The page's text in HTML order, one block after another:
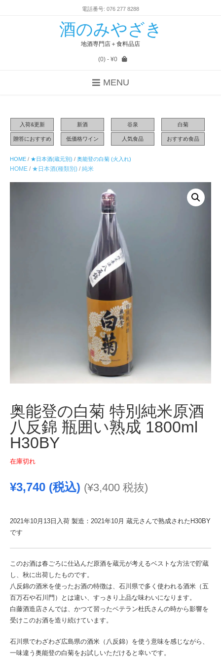
電話番号: 076 277 8288
酒のみやざき
地酒専門店＋食料品店
(0)- ¥0
MENU
入荷&更新 新酒 谷泉 白菊
贈答におすすめ 低価格ワイン 人気食品 おすすめ食品
HOME / ★日本酒(蔵元別) / 奥能登の白菊 (火入れ)
HOME / ★日本酒(種類別) / 純米
奥能登の白菊 特別純米原酒
八反錦 瓶囲い熟成 1800ml
H30BY
在庫切れ
¥3,740 (税込) (¥3,400 税抜)
2021年10月13日入荷 製造：2021年10月 蔵元さんで熟成されたH30BY
です
このお酒は春ごろに仕込んだ原酒を蔵元が考えるベストな方法で貯蔵
し、秋に出荷したものです。
八反錦の酒米を使ったお酒の特徴は、石川県で多く使われる酒米（五
百万石や石川門）とは違い、すっきり上品な味わいになります。
白藤酒造店さんでは、かつて習ったベテラン杜氏さんの時から影響を
受けこのお酒を造り続けています。
石川県でわざわざ広島県の酒米（八反錦）を使う意味を感じながら、
一味違う奥能登の白菊をお試しいただけると幸いです。